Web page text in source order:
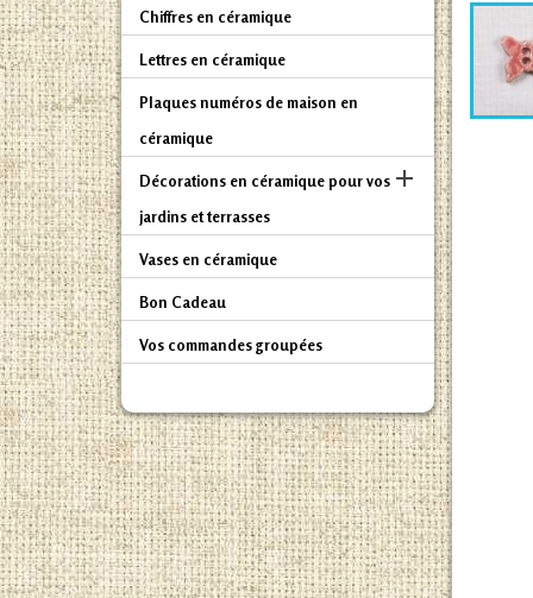
Chiffres en céramique
Lettres en céramique
Plaques numéros de maison en
céramique
Décorations en céramique pour vos
jardins et terrasses

Vases en céramique
Bon Cadeau
Vos commandes groupées